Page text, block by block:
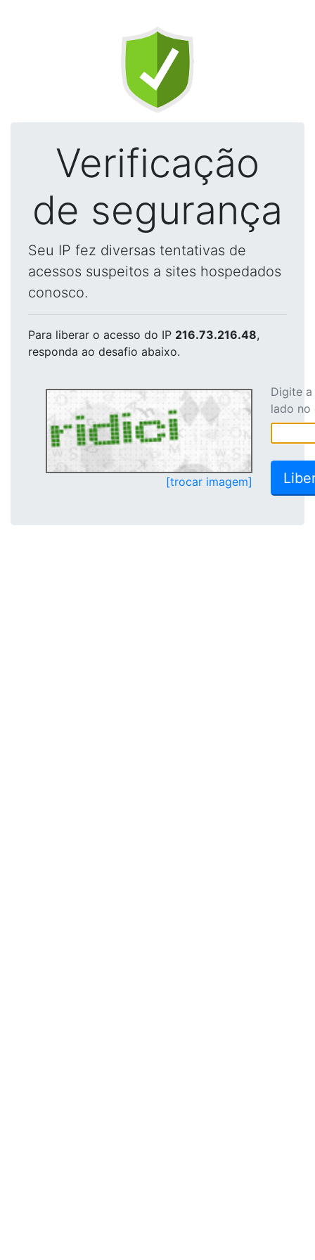
Verificação
de segurança
Seu IP fez diversas tentativas de
acessos suspeitos a sites hospedados
conosco.
Para liberar o acesso do IP 216.73.216.48,
responda ao desafio abaixo.
[trocar imagem]
Digite
lado no